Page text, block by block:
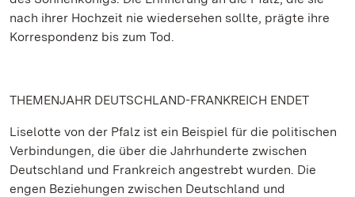
nach ihrer Hochzeit nie wiedersehen sollte, prägte ihre
Korrespondenz bis zum Tod.
THEMENJAHR DEUTSCHLAND-FRANKREICH ENDET
Liselotte von der Pfalz ist ein Beispiel für die politischen
Verbindungen, die über die Jahrhunderte zwischen
Deutschland und Frankreich angestrebt wurden. Die
engen Beziehungen zwischen Deutschland und